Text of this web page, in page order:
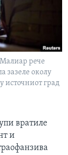
рече
зазеле околу
источниот град
вратиле
и